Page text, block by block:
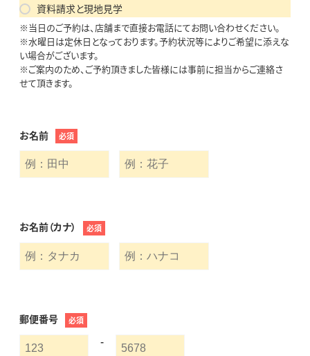
資料請求と現地見学
※当日のご予約は、店舗まで直接お電話にてお問い合わせください。
※水曜日は定休日となっております。予約状況等によりご希望に添えな
い場合がございます。
※ご案内のため、ご予約頂きました皆様には事前に担当からご連絡さ
せて頂きます。
お名前 必須
お名前（カナ） 必須
郵便番号 必須
-